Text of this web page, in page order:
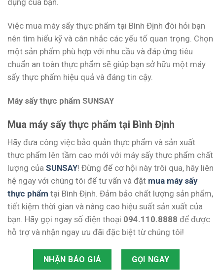
dụng của bạn.
Việc mua máy sấy thực phẩm tại Bình Định đòi hỏi bạn
nên tìm hiểu kỹ và cân nhắc các yếu tố quan trọng. Chọn
một sản phẩm phù hợp với nhu cầu và đáp ứng tiêu
chuẩn an toàn thực phẩm sẽ giúp bạn sở hữu một máy
sấy thực phẩm hiệu quả và đáng tin cậy.
Máy sấy thực phẩm SUNSAY
Mua máy sấy thực phẩm tại Bình Định
Hãy đưa công việc bảo quản thực phẩm và sản xuất
thực phẩm lên tầm cao mới với máy sấy thực phẩm chất
lượng của SUNSAY! Đừng để cơ hội này trôi qua, hãy liên
hệ ngay với chúng tôi để tư vấn và đặt mua máy sấy
thực phẩm tại Bình Định. Đảm bảo chất lượng sản phẩm,
tiết kiệm thời gian và nâng cao hiệu suất sản xuất của
bạn. Hãy gọi ngay số điện thoại 094.110.8888 để được
hỗ trợ và nhận ngay ưu đãi đặc biệt từ chúng tôi!
NHẬN BÁO GIÁ GỌI NGAY